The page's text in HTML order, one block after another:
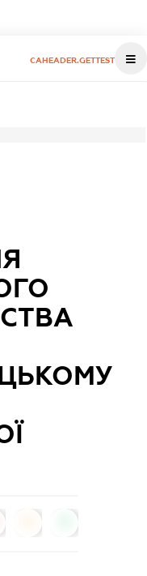
CAHEADER.GETTEST